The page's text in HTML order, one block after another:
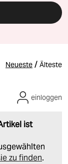
Neueste / Älteste
ist
zu finden.
einloggen